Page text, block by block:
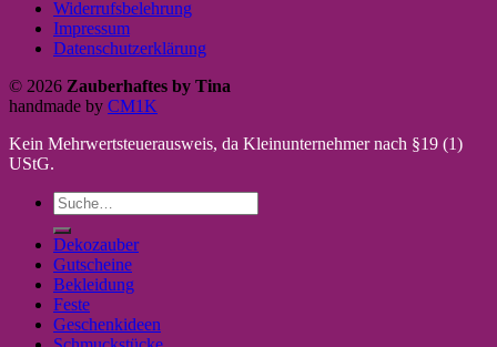
Widerrufsbelehrung
Impressum
Datenschutzerklärung
© 2026 Zauberhaftes by Tina
handmade by CM1K
Kein Mehrwertsteuerausweis, da Kleinunternehmer nach §19 (1)
UStG.
Suche
nach:
Dekozauber
Gutscheine
Bekleidung
Feste
Geschenkideen